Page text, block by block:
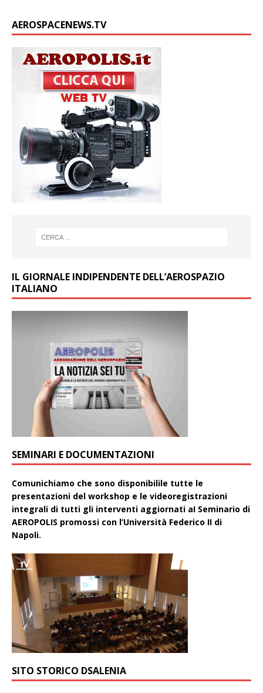
AEROSPACENEWS.TV
IL GIORNALE INDIPENDENTE DELL’AEROSPAZIO
ITALIANO
SEMINARI E DOCUMENTAZIONI
Comunichiamo che sono disponibilile tutte le
presentazioni del workshop e le videoregistrazioni
integrali di tutti gli interventi aggiornati aI Seminario di
AEROPOLIS promossi con l’Università Federico II di
Napoli.
SITO STORICO DSALENIA